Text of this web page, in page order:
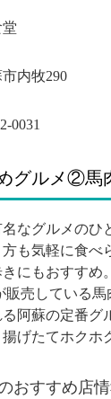
内牧290
0031
グルメ②馬
なグルメのひ
も気軽に食べ
にもおすすめ
販売している
阿蘇の定番グ
げたてホクホ
おすすめ店